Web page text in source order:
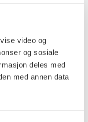
video og
og sosiale
deles med
med annen data